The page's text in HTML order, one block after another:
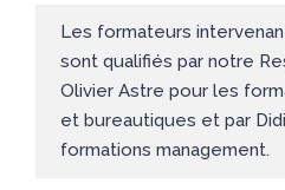
Les formateurs
sont qualifiés par notre
Olivier Astre pour les
et bureautiques et par
formations management.